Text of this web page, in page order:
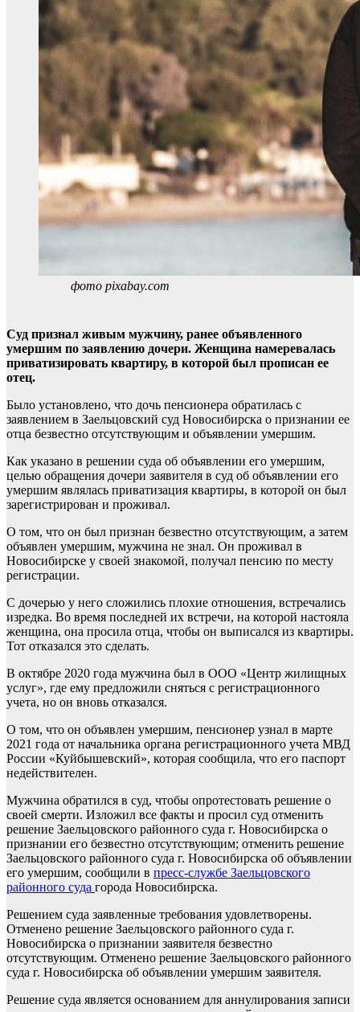
фото pixabay.com
Суд признал живым мужчину, ранее объявленного
умершим по заявлению дочери. Женщина намеревалась
приватизировать квартиру, в которой был прописан ее
отец.
Было установлено, что дочь пенсионера обратилась с
заявлением в Заельцовский суд Новосибирска о признании ее
отца безвестно отсутствующим и объявлении умершим.
Как указано в решении суда об объявлении его умершим,
целью обращения дочери заявителя в суд об объявлении его
умершим являлась приватизация квартиры, в которой он был
зарегистрирован и проживал.
О том, что он был признан безвестно отсутствующим, а затем
объявлен умершим, мужчина не знал. Он проживал в
Новосибирске у своей знакомой, получал пенсию по месту
регистрации.
С дочерью у него сложились плохие отношения, встречались
изредка. Во время последней их встречи, на которой настояла
женщина, она просила отца, чтобы он выписался из квартиры.
Тот отказался это сделать.
В октябре 2020 года мужчина был в ООО «Центр жилищных
услуг», где ему предложили сняться с регистрационного
учета, но он вновь отказался.
О том, что он объявлен умершим, пенсионер узнал в марте
2021 года от начальника органа регистрационного учета МВД
России «Куйбышевский», которая сообщила, что его паспорт
недействителен.
Мужчина обратился в суд, чтобы опротестовать решение о
своей смерти. Изложил все факты и просил суд отменить
решение Заельцовского районного суда г. Новосибирска о
признании его безвестно отсутствующим; отменить решение
Заельцовского районного суда г. Новосибирска об объявлении
его умершим, сообщили в пресс-службе Заельцовского
районного суда города Новосибирска.
Решением суда заявленные требования удовлетворены.
Отменено решение Заельцовского районного суда г.
Новосибирска о признании заявителя безвестно
отсутствующим. Отменено решение Заельцовского районного
суда г. Новосибирска об объявлении умершим заявителя.
Решение суда является основанием для аннулирования записи